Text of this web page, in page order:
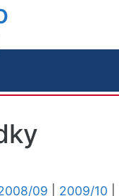
09 2009/10